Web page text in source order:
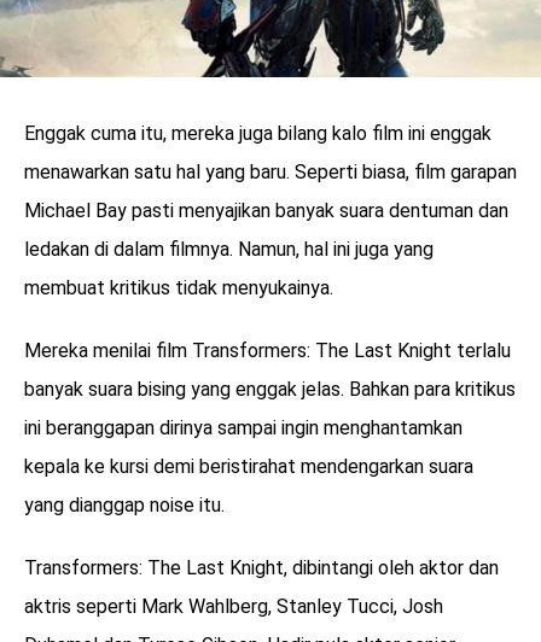
Enggak cuma itu, mereka juga bilang kalo film ini enggak
menawarkan satu hal yang baru. Seperti biasa, film garapan
Michael Bay pasti menyajikan banyak suara dentuman dan
ledakan di dalam filmnya. Namun, hal ini juga yang
membuat kritikus tidak menyukainya.
Mereka menilai film Transformers: The Last Knight terlalu
banyak suara bising yang enggak jelas. Bahkan para kritikus
ini beranggapan dirinya sampai ingin menghantamkan
kepala ke kursi demi beristirahat mendengarkan suara
yang dianggap noise itu.
Transformers: The Last Knight, dibintangi oleh aktor dan
aktris seperti Mark Wahlberg, Stanley Tucci, Josh